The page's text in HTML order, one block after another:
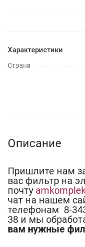
Характеристики
Страна
Описание
Пришлите нам
вас фильтр на
почту
чат на нашем
телефонам 8-
38 и мы
вам нужные